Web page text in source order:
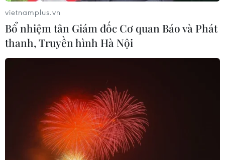
vietnamplus.vn
Bổ nhiệm tân Giám đốc Cơ quan Báo và Phát
thanh, Truyền hình Hà Nội